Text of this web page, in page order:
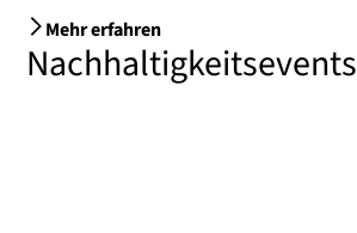
Mehr erfahren
Nachhaltigkeitsevents